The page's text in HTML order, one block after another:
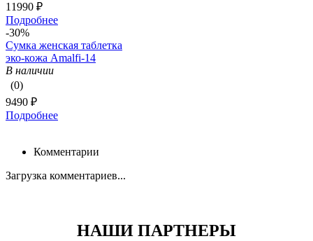
11990 ₽
Подробнее
-30%
Сумка женская таблетка
эко-кожа Amalfi-14
В наличии
(0)
9490 ₽
Подробнее
Комментарии
Загрузка комментариев...
НАШИ ПАРТНЕРЫ